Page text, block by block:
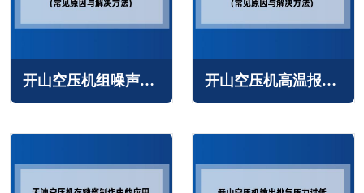
开山空压机组噪声大怎么办(常见原因与解决方法) 开山空压机高温报警或停机怎么办(常见原因与解决方法)